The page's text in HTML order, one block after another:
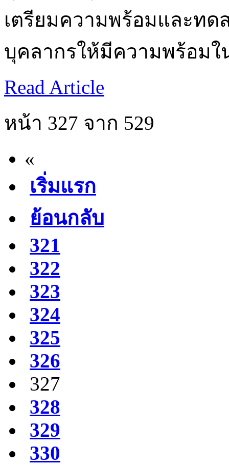
เตรียมความพร้อมและทด
บุคลากรให้มีความพร้อม
Read Article
หน้า 327 จาก 529
«
เริ่มแรก
ย้อนกลับ
321
322
323
324
325
326
327
328
329
330